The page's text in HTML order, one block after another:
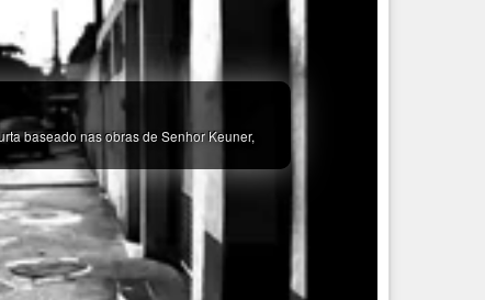
baseado nas obras de Senhor Keuner,